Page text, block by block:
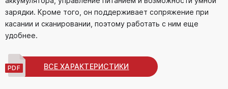
зарядки. Кроме того, он поддерживает сопряжение при
касании и сканировании, поэтому работать с ним еще
удобнее.
ВСЕ ХАРАКТЕРИСТИКИ